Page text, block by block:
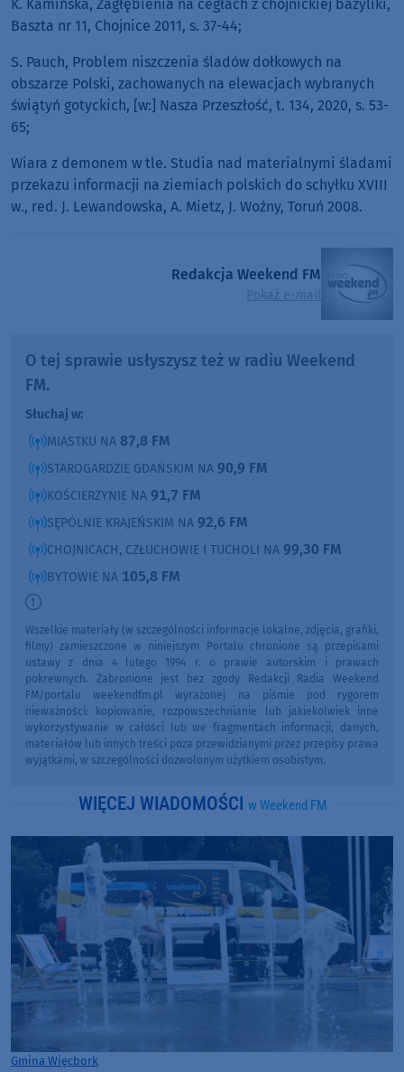
K. Kamińska, Zagłębienia na cegłach z chojnickiej bazyliki,
Baszta nr 11, Chojnice 2011, s. 37-44;
S. Pauch, Problem niszczenia śladów dołkowych na
obszarze Polski, zachowanych na elewacjach wybranych
świątyń gotyckich, [w:] Nasza Przeszłość, t. 134, 2020, s. 53-
65;
Wiara z demonem w tle. Studia nad materialnymi śladami
przekazu informacji na ziemiach polskich do schyłku XVIII
w., red. J. Lewandowska, A. Mietz, J. Woźny, Toruń 2008.
Redakcja Weekend FM
Pokaż e-mail
O tej sprawie usłyszysz też w radiu Weekend
FM.
Słuchaj w:
MIASTKU NA 87,8 FM
STAROGARDZIE GDAŃSKIM NA 90,9 FM
KOŚCIERZYNIE NA 91,7 FM
SĘPÓLNIE KRAJEŃSKIM NA 92,6 FM
CHOJNICACH, CZŁUCHOWIE I TUCHOLI NA 99,30 FM
BYTOWIE NA 105,8 FM
Wszelkie materiały (w szczególności informacje lokalne, zdjęcia, grafiki,
filmy) zamieszczone w niniejszym Portalu chronione są przepisami
ustawy z dnia 4 lutego 1994 r. o prawie autorskim i prawach
pokrewnych. Zabronione jest bez zgody Redakcji Radia Weekend
FM/portalu weekendfm.pl wyrażonej na piśmie pod rygorem
nieważności: kopiowanie, rozpowszechnianie lub jakiekolwiek inne
wykorzystywanie w całości lub we fragmentach informacji, danych,
materiałów lub innych treści poza przewidzianymi przez przepisy prawa
wyjątkami, w szczególności dozwolonym użytkiem osobistym.
WIĘCEJ WIADOMOŚCI w Weekend FM
Gmina Więcbork